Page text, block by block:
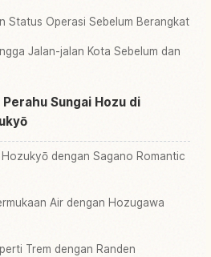
Status Operasi Sebelum Berangkat
Jalan-jalan Kota Sebelum dan
Sungai Hozu di
Hozukyō dengan Sagano Romantic
Air dengan Hozugawa
Trem dengan Randen